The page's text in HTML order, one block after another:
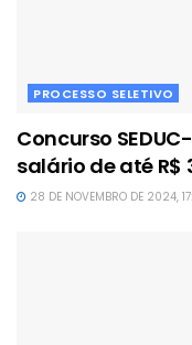
PROCESSO SELETIVO
Concurso
salário de até R$
28 DE NOVEMBRO DE 2024,